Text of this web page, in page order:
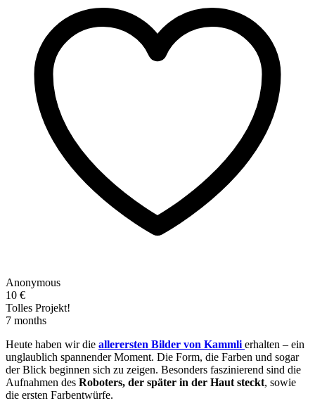
Anonymous
10 €
Tolles Projekt!
7 months
Heute haben wir die allerersten Bilder von Kammli erhalten – ein
unglaublich spannender Moment. Die Form, die Farben und sogar
der Blick beginnen sich zu zeigen. Besonders faszinierend sind die
Aufnahmen des Roboters, der später in der Haut steckt, sowie
die ersten Farbentwürfe.